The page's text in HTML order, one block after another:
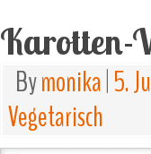
Karotten-
Bymonika 5.
Vegetarisch